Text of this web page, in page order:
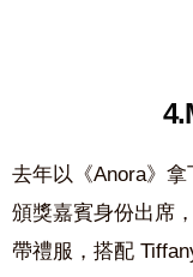
去年以《Anora》
頒獎嘉賓身份出席
帶禮服，搭配